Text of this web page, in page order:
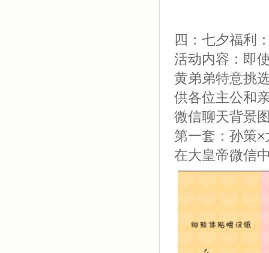
四：七夕福利
活动内容：即
黄弟弟特意挑
供各位主公和
微信聊天背景
第一套：孙策
在大皇帝微信